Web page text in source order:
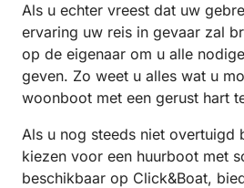
Als u echter vreest dat uw
ervaring uw reis in gevaar zal
op de eigenaar om u alle
geven. Zo weet u alles wat u
woonboot met een gerust hart
Als u nog steeds niet overtuigd
kiezen voor een huurboot met
beschikbaar op Click&Boat,